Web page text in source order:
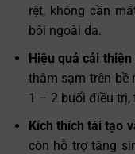
rệt, không cần
bôi ngoài da.
Hiệu quả cải
thâm sạm trên bề
1 – 2 buổi điều trị,
Kích thích tái tạo
còn hỗ trợ tăng